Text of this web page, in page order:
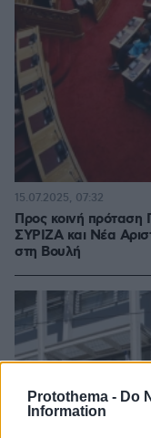
Protothema - Do
Information
Προς κοινή πρόταση
ΣΥΡΙΖΑ και Νέα
στη Βουλή
15.07.2025, 07:32